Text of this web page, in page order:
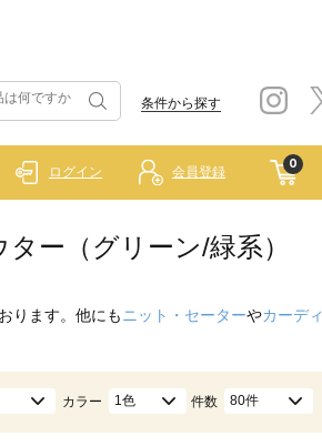
条件から探す
0
ログイン 会員登録
ー（グリーン/緑系）
ります。他にも ニット・セーターやカーディ
カラー 1色 件数 80件